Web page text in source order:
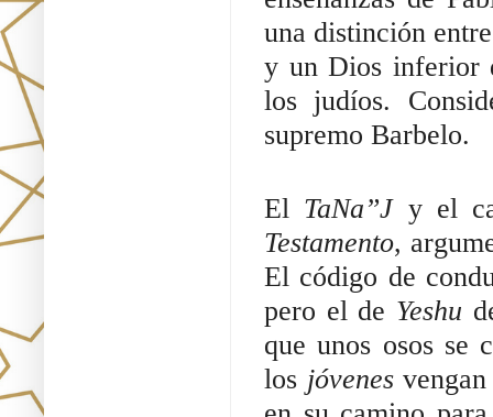
una distinción
y un Dios inferior
los judíos.
supremo Barbelo.
El TaNa”J y el
Testamento,
El código de
pero el de Yeshu
que unos osos se
los jóvenes